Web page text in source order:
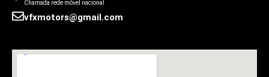
Chamada rede móvel nacional
vfxmotors@gmail.com